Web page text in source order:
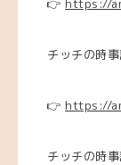
👉 https://
チッチの時
👉 https://
チッチの時